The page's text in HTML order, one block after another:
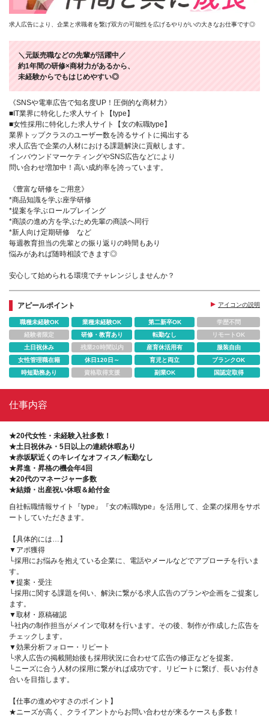
求人広告により、企業と求職者を繋げ双方の可能性を広げるやりがいの大きなお仕事です◎
＼元販売職などの先輩が活躍中／
約1年間の研修×商材力があるから、
未経験からでもはじめやすい◎
《SNSや電車広告で知名度UP！圧倒的な商材力》
■IT業界に特化した求人サイト【type】
■女性採用に特化した求人サイト【女の転職type】
業界トップクラスのユーザー数を誇るサイトに掲出する
求人広告で企業の人材における課題解決に貢献します。
インバウンドマーケティングやSNS広告などにより
問い合わせ増加中！高い成約率を誇っています。
《豊富な研修をご用意》
*商品知識を学ぶ座学研修
*提案を学ぶロールプレイング
*商談の進め方を学ぶため先輩の商談へ同行
*新人向け定期研修 など
毎週教育担当の先輩との振り返りの時間もあり
悩みがあれば随時相談できます◎
安心して始められる環境でチャレンジしませんか？
アピールポイント アイコンの説明
職種未経験OK 業種未経験OK 第二新卒OK
学歴不問
経験者限定
研修・教育あり 転勤なし
リモートOK
土日祝休み
残業20時間以内 産育休活用有
服装自由
女性管理職在籍
休日120日～ 育児と両立
ブランクOK
時短勤務あり
資格取得支援 副業OK 国認定取得
仕事内容
★20代女性・未経験入社多数！
★土日祝休み・5日以上の連続休暇あり
★赤坂駅近くのキレイなオフィス／転勤なし
★昇進・昇格の機会年4回
★20代のマネージャー多数
★結婚・出産祝い休暇＆給付金
自社転職情報サイト『type』『女の転職type』を活用して、企業の採用をサポ
ートしていただきます。
【具体的には…】
▼アポ獲得
└採用にお悩みを抱えている企業に、電話やメールなどでアプローチを行いま
す。
▼提案・受注
└採用に関する課題を伺い、解決に繋がる求人広告のプランや企画をご提案し
ます。
▼取材・原稿確認
└社内の制作担当がメインで取材を行います。その後、制作が作成した広告を
チェックします。
▼効果分析フォロー・リピート
└求人広告の掲載開始後も採用状況に合わせて広告の修正などを提案。
└ニーズに合う人材の採用に繋がれば成功です。リピートに繋げ、長いお付き
合いを目指します。
【仕事の進めやすさのポイント】
★ニーズが高く、クライアントからお問い合わせが来るケースも多数！